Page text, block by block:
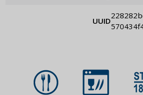
UUID
228282bd-17fe-4efb-846b-